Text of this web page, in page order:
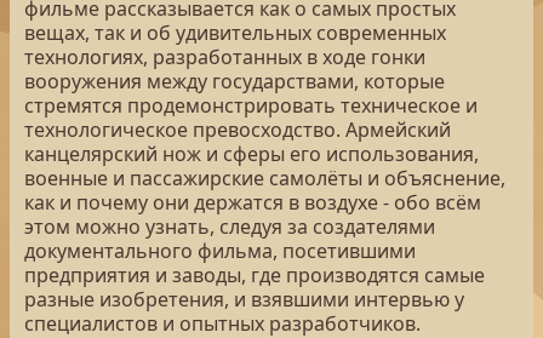
фильме рассказывается как о самых простых
вещах, так и об удивительных современных
технологиях, разработанных в ходе гонки
вооружения между государствами, которые
стремятся продемонстрировать техническое и
технологическое превосходство. Армейский
канцелярский нож и сферы его использования,
военные и пассажирские самолёты и объяснение,
как и почему они держатся в воздухе - обо всём
этом можно узнать, следуя за создателями
документального фильма, посетившими
предприятия и заводы, где производятся самые
разные изобретения, и взявшими интервью у
специалистов и опытных разработчиков.